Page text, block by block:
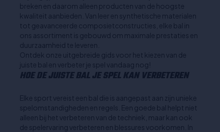
breken en daarom alleen producten van de hoogste
kwaliteit aanbieden. Van leer en synthetische materialen
tot geavanceerde composietconstructies, elke bal in
ons assortiment is gebouwd om maximale prestaties en
duurzaamheid te leveren.
Ontdek onze uitgebreide gids voor het kiezen van de
juiste bal en verbeter je spel vandaag nog!
HOE DE JUISTE BAL JE SPEL KAN VERBETEREN
Elke sport vereist een bal die is aangepast aan zijn unieke
spelomstandigheden en regels. Een goede bal helpt niet
alleen bij het verbeteren van de techniek, maar kan ook
de spelervaring verbeteren en blessures voorkomen. In